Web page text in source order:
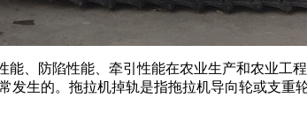
能、防陷性能、牵引性能在农业生产和农业
发生的。拖拉机掉轨是指拖拉机导向轮或支